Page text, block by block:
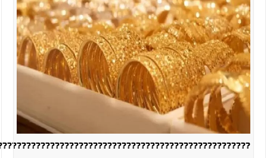
النواب يقر مشروع تعديل قانون الملكية العقارية
القاضي يلتقي رؤساء تحرير الصحف اليومية ويؤكد حرص مجلس
النواب على شراكة فاعلة مع الإعلام
دعوة المكلفين بخدمة العلم (الدفعة الثالثة) إلى مراجعة منصة خدمة
العلم
الملك يلتقي مجموعة من رفاق السلاح
الملك يتلقى اتصالا هاتفيا من العاهل البحريني